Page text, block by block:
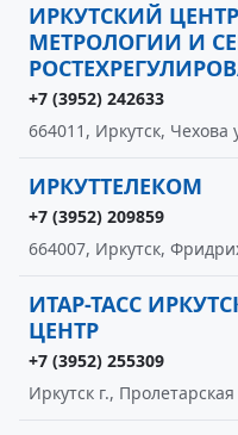
ИРКУТСКИЙ
МЕТРОЛОГИИ И
+7 (3952) 242633
664011, Иркутск, Чехова
ИРКУТТЕЛЕКОМ
+7 (3952) 209859
664007, Иркутск,
ИТАР-ТАСС
ЦЕНТР
+7 (3952) 255309
Иркутск г.,